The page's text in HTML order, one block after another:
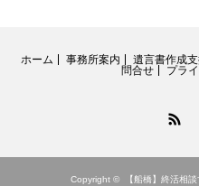
ホーム 事務所案内 遺言書作成
問合せ
プラ
Facebook
Copyright © 【船橋】終活相